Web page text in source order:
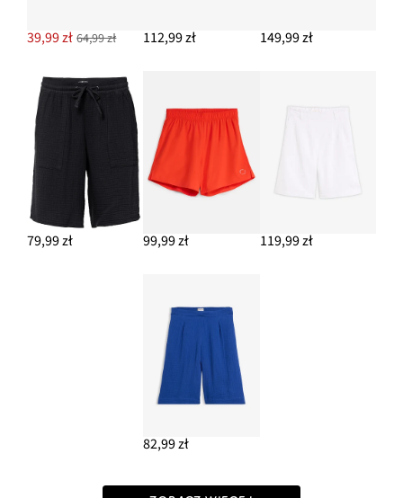
39,99 zł 64,99 zł 112,99 zł 149,99 zł
79,99 zł 99,99 zł 119,99 zł
82,99 zł